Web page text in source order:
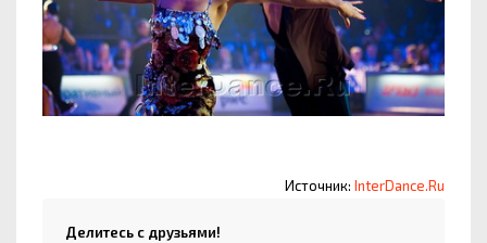
Источник: InterDance.Ru
Делитесь с друзьями!